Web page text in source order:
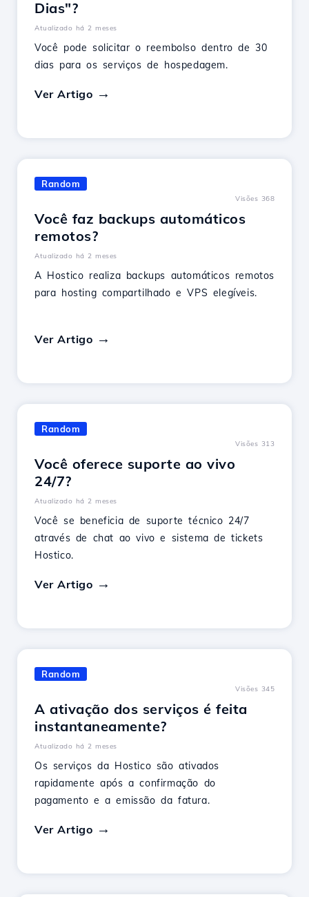
Dias"?
Atualizado há 2 meses
Você pode solicitar o reembolso dentro de 30
dias para os serviços de hospedagem.
Ver Artigo
Random
Visões 368
Você faz backups automáticos
remotos?
Atualizado há 2 meses
A Hostico realiza backups automáticos remotos
para hosting compartilhado e VPS elegíveis.
Ver Artigo
Random
Visões 313
Você oferece suporte ao vivo
24/7?
Atualizado há 2 meses
Você se beneficia de suporte técnico 24/7
através de chat ao vivo e sistema de tickets
Hostico.
Ver Artigo
Random
Visões 345
A ativação dos serviços é feita
instantaneamente?
Atualizado há 2 meses
Os serviços da Hostico são ativados
rapidamente após a confirmação do
pagamento e a emissão da fatura.
Ver Artigo